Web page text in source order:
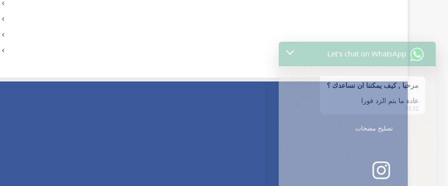
تصليح مضخات
إنستجرام
مرحبا , كيف يمكننا ان نساعدك ؟
عادة ما يتم الرد فورا